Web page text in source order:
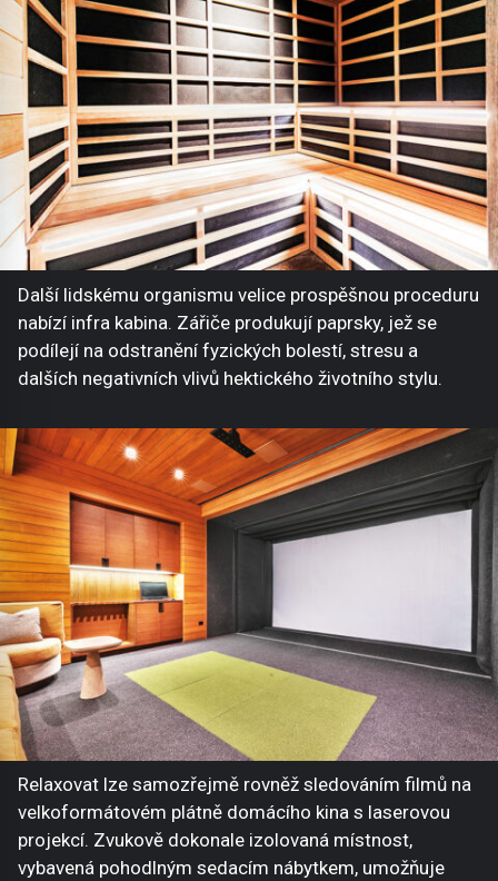
Další lidskému organismu velice prospěšnou proceduru
nabízí infra kabina. Zářiče produkují paprsky, jež se
podílejí na odstranění fyzických bolestí, stresu a
dalších negativních vlivů hektického životního stylu.
Relaxovat lze samozřejmě rovněž sledováním filmů na
velkoformátovém plátně domácího kina s laserovou
projekcí. Zvukově dokonale izolovaná místnost,
vybavená pohodlným sedacím nábytkem, umožňuje